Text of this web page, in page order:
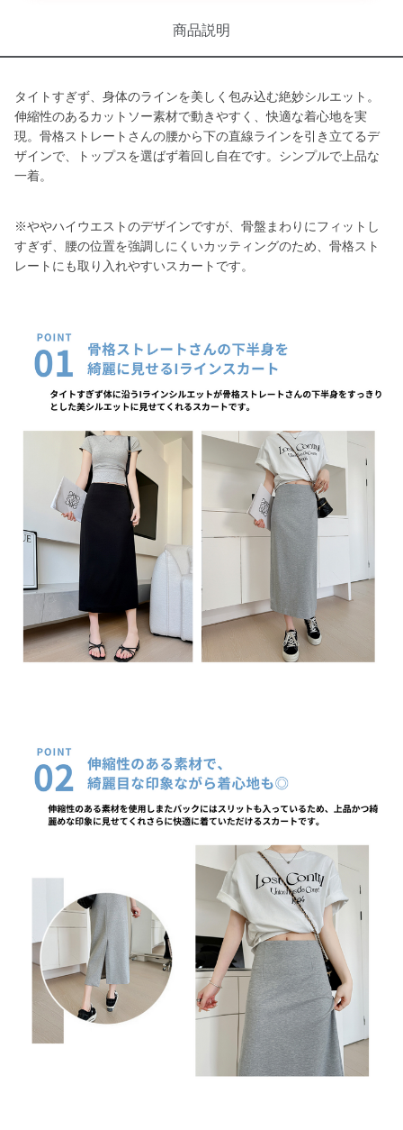
商品説明
タイトすぎず、身体のラインを美しく包み込む絶妙シルエット。
伸縮性のあるカットソー素材で動きやすく、快適な着心地を実
現。骨格ストレートさんの腰から下の直線ラインを引き立てるデ
ザインで、トップスを選ばず着回し自在です。シンプルで上品な
一着。
※ややハイウエストのデザインですが、骨盤まわりにフィットし
すぎず、腰の位置を強調しにくいカッティングのため、骨格スト
レートにも取り入れやすいスカートです。